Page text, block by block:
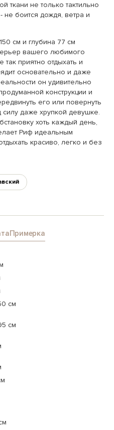
ткани не только тактильно
не боится дождя, ветра и
см и глубина 77 см
вашего любимого
так приятно отдыхать и
основательно и даже
он удивительно
конструкции и
его или повернуть
даже хрупкой девушке.
хоть каждый день,
Риф идеальным
красиво, легко и без
Примерка
см
см